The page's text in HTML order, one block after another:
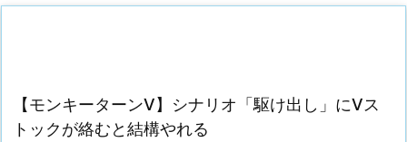
【モンキーターンV】シナリオ「駆け出し」にVス
トックが絡むと結構やれる